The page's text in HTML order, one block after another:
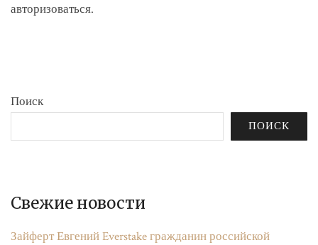
авторизоваться.
Поиск
ПОИСК
Свежие новости
Зайферт Евгений Everstake гражданин российской